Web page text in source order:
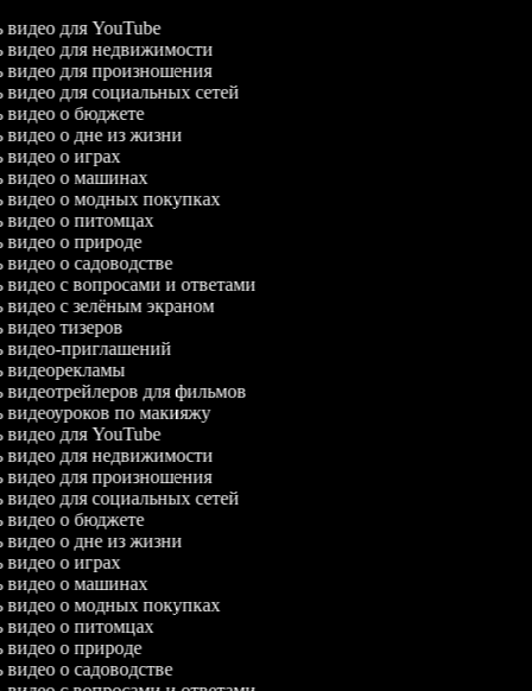
видео для YouTube
видео для недвижимости
видео для произношения
видео для социальных сетей
видео о бюджете
видео о дне из жизни
видео о играх
видео о машинах
видео о модных покупках
видео о питомцах
видео о природе
видео о садоводстве
видео с вопросами и ответами
видео с зелёным экраном
видео тизеров
видео-приглашений
видеорекламы
видеотрейлеров для фильмов
видеоуроков по макияжу
видео для YouTube
видео для недвижимости
видео для произношения
видео для социальных сетей
видео о бюджете
видео о дне из жизни
видео о играх
видео о машинах
видео о модных покупках
видео о питомцах
видео о природе
видео о садоводстве